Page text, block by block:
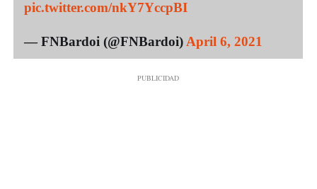
pic.twitter.com/nkY7YccpBI
— FNBardoi (@FNBardoi)April 6, 2021